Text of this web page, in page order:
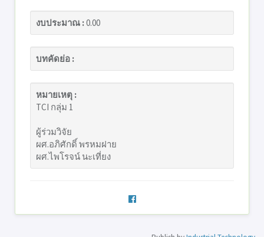
งบประมาณ :0.00
บทคัดย่อ :
หมายเหตุ :
TCI กลุ่ม 1
ผู้ร่วมวิจัย
ผศ.อภิศักดิ์ พรหมฝาย
ผศ.ไพโรจน์ นะเที่ยง